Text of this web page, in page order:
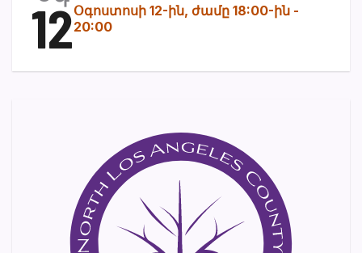
12Օգոստոսի 12-ին, ժամը 18:00-ին -
20:00